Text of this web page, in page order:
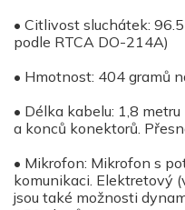
• Citlivost sluchátek:
podle RTCA DO-214A)
• Hmotnost: 404 gramů
• Délka kabelu: 1,8
a konců konektorů.
• Mikrofon: Mikrofon s
komunikaci. Elektretový
jsou také možnosti